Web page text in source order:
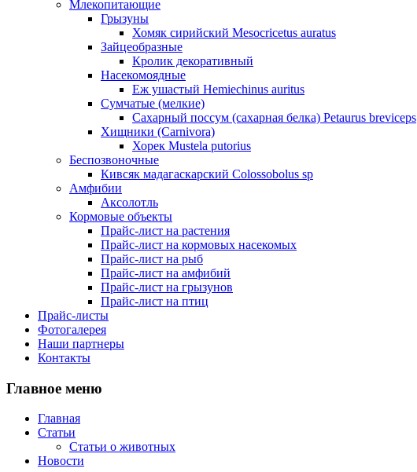
Млекопитающие
Грызуны
Хомяк сирийский Mesocricetus auratus
Зайцеобразные
Кролик декоративный
Насекомоядные
Еж ушастый Hemiechinus auritus
Сумчатые (мелкие)
Сахарный поссум (сахарная белка) Petaurus breviceps
Хищники (Carnivora)
Хорек Mustela putorius
Беспозвоночные
Кивсяк мадагаскарский Colossobolus sp
Амфибии
Аксолотль
Кормовые объекты
Прайс-лист на растения
Прайс-лист на кормовых насекомых
Прайс-лист на рыб
Прайс-лист на амфибий
Прайс-лист на грызунов
Прайс-лист на птиц
Прайс-листы
Фотогалерея
Наши партнеры
Контакты
Главное меню
Главная
Статьи
Статьи о животных
Новости